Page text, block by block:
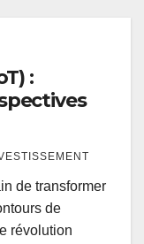
:
de transformer
de
révolution